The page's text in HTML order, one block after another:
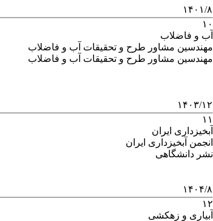
۱۴۰۱/۸
۱۰
آب و فاضلاب
مهندسین مشاور طرح و تحقیقات آب و فاضلاب
مهندسین مشاور طرح و تحقیقات آب و فاضلاب
۱۴۰۳/۱۲
۱۱
آبخیزداری ایران
انجمن آبخیزداری ایران
نشر دانشگاهی
۱۴۰۴/۸
۱۲
آبیاری و زهکشی